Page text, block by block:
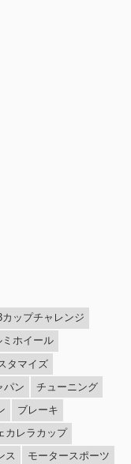
カップチャレンジ
ミホイール
タマイズ
パン
チューニング
ブレーキ
カレラカップ
ス モータースポーツ